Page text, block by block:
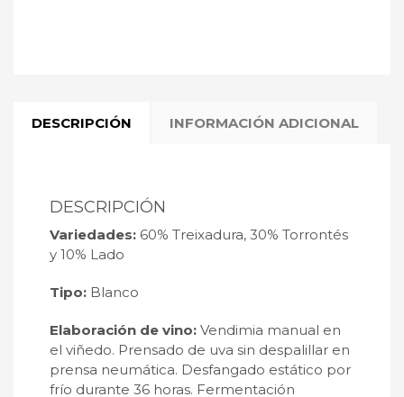
DESCRIPCIÓN INFORMACIÓN ADICIONAL
DESCRIPCIÓN
Variedades: 60% Treixadura, 30% Torrontés
y 10% Lado
Tipo: Blanco
Elaboración de vino: Vendimia manual en
el viñedo. Prensado de uva sin despalillar en
prensa neumática. Desfangado estático por
frío durante 36 horas. Fermentación